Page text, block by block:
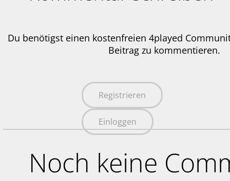
Du benötigst einen kostenfreien 4played
Beitrag zu kommentieren.
Registrieren
Einloggen
Noch keine